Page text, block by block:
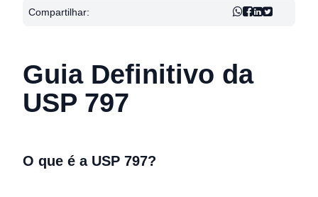
Compartilhar:
Guia Definitivo da
USP 797
O que é a USP 797?